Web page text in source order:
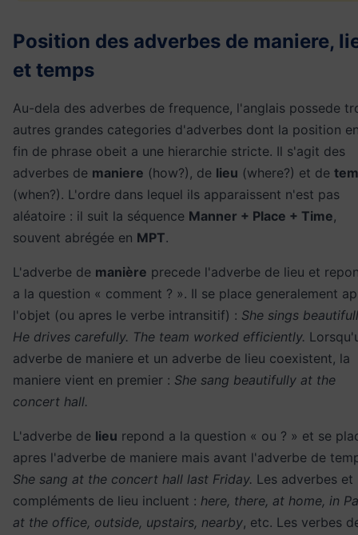
Position des adverbes de maniere,
et temps
Au-dela des adverbes de frequence, l'anglais possede
autres grandes categories d'adverbes dont la position
fin de phrase obeit a une hierarchie stricte. Il s'agit des
adverbes de maniere (how?), de lieu (where?) et de
(when?). L'ordre dans lequel ils apparaissent n'est pas
aléatoire : il suit la séquence Manner + Place + Time,
souvent abrégée en MPT.
L'adverbe de manière precede l'adverbe de lieu et
a la question « comment ? ». Il se place generalement
l'objet (ou apres le verbe intransitif) : She sings
He drives carefully. The team worked efficiently.
adverbe de maniere et un adverbe de lieu coexistent, la
maniere vient en premier : She sang beautifully at the
concert hall.
L'adverbe de lieu repond a la question « ou ? » et se
apres l'adverbe de maniere mais avant l'adverbe de
She sang at the concert hall last Friday. Les adverbes et
compléments de lieu incluent : here, there, at home, in
at the office, outside, upstairs, nearby, etc. Les verbes